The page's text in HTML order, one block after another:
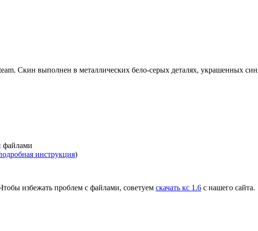
Скин выполнен в металлических бело-серых деталях, украшенных
файлами
инструкция)
избежать проблем с файлами, советуем скачать кс 1.6 с нашего сайта.